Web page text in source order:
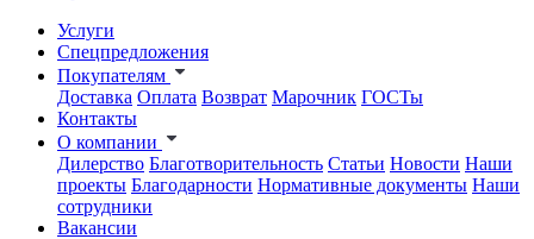
Услуги
Спецпредложения
Покупателям
Доставка Оплата Возврат Марочник ГОСТы
Контакты
О компании
Дилерство Благотворительность Статьи Новости Наши
проекты Благодарности Нормативные документы Наши
сотрудники
Вакансии